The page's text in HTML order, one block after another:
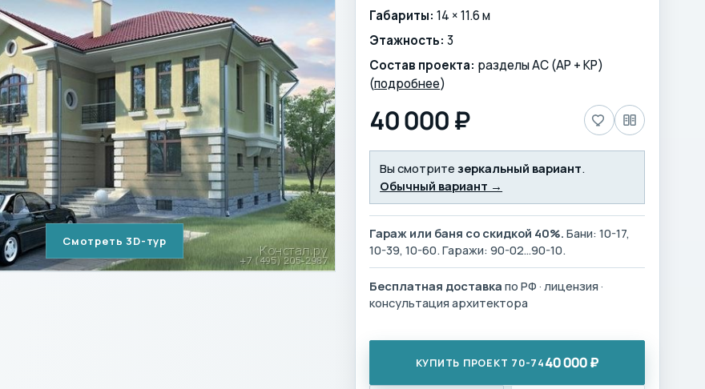
Смотреть 3D-тур
Габариты: 14 × 11.6 м
Этажность: 3
Состав проекта: разделы АС (АР + КР)
(подробнее)
40 000 ₽
Вы смотритезеркальный вариант.
Обычный вариант →
Гараж или баня со скидкой 40%. Бани: 10-17,
10-39, 10-60. Гаражи: 90-02…90-10.
Бесплатная доставка по РФ · лицензия ·
консультация архитектора
КУПИТЬ ПРОЕКТ 70-7440 000 ₽